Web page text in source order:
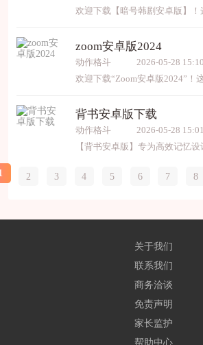
zoom安卓版2024
动作格斗
2026-05-28
背书安卓版下载
动作格斗
2026-05-28
2 3 4 5 6 7 8
关于我们
联系我们
商务洽谈
免责声明
家长监护
帮助中心